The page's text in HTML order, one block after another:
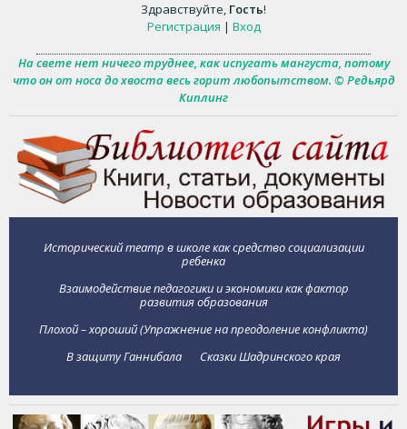
Здравствуйте, Гость!
Регистрация | Вход
На свете нет ничего труднее, как испугать мангуста, потому
что он от носа до хвоста весь горит любопытством. © Редьярд
Киплинг
Исторический театр в школе как средство социализации
ребенка
Взаимодействие педагогики и экономики как фактор
развития образования
Плохой – хороший (Упражнение на преодоление конфликта)
В защиту Ганнибала
Сказки Шадринского края